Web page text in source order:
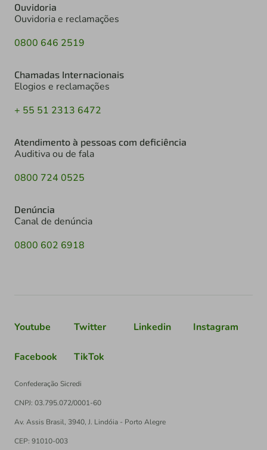
Ouvidoria
Ouvidoria e reclamações
0800 646 2519
Chamadas Internacionais
Elogios e reclamações
+ 55 51 2313 6472
Atendimento à pessoas com deficiência
Auditiva ou de fala
0800 724 0525
Denúncia
Canal de denúncia
0800 602 6918
Youtube Twitter Linkedin Instagram
Facebook TikTok
Confederação Sicredi
CNPJ: 03.795.072/0001-60
Av. Assis Brasil, 3940, J. Lindóia - Porto Alegre
CEP: 91010-003